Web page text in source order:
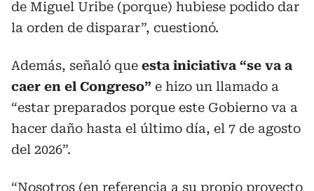
de Miguel Uribe (porque) hubiese podido dar
la orden de disparar”, cuestionó.
Además, señaló que esta iniciativa “se va a
caer en el Congreso” e hizo un llamado a
“estar preparados porque este Gobierno va a
hacer daño hasta el último día, el 7 de agosto
del 2026”.
“Nosotros (en referencia a su propio proyecto